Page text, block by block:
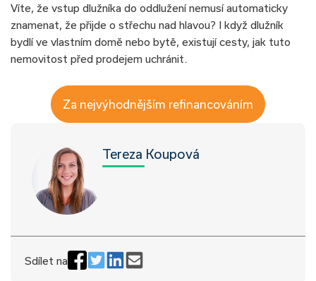
Víte, že vstup dlužníka do oddlužení nemusí automaticky
znamenat, že přijde o střechu nad hlavou? I když dlužník
bydlí ve vlastním domě nebo bytě, existují cesty, jak tuto
nemovitost před prodejem uchránit.
Za nejvýhodnějším refinancováním
Tereza Koupová
Sdílet na